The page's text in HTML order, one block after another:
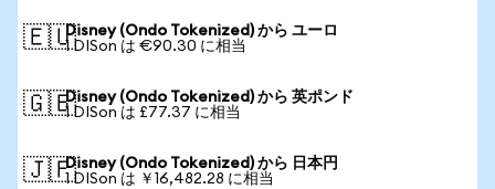
🇪🇺Disney (Ondo Tokenized) から ユーロ
1 DISon は €90.30 に相当
🇬🇧Disney (Ondo Tokenized) から 英ポンド
1 DISon は £77.37 に相当
🇯🇵Disney (Ondo Tokenized) から 日本円
1 DISon は ￥16,482.28 に相当